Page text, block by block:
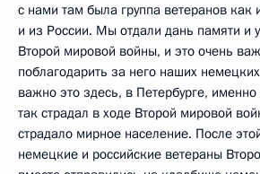
с нами там была группа ветеранов как
и из России. Мы отдали дань памяти и
Второй мировой войны, и это очень
поблагодарить за него наших
важно это здесь, в Петербурге,
так страдал в ходе Второй мировой
страдало мирное население. После
немецкие и российские ветераны